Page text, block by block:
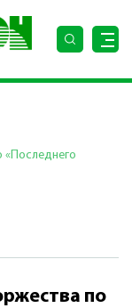
«Последнего
по